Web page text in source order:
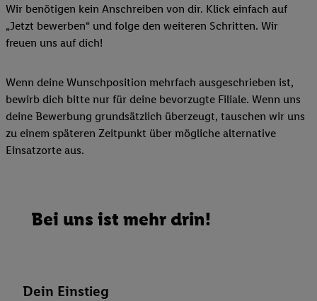
Wir benötigen kein Anschreiben von dir. Klick einfach auf
„Jetzt bewerben“ und folge den weiteren Schritten. Wir
freuen uns auf dich!
Wenn deine Wunschposition mehrfach ausgeschrieben ist,
bewirb dich bitte nur für deine bevorzugte Filiale. Wenn uns
deine Bewerbung grundsätzlich überzeugt, tauschen wir uns
zu einem späteren Zeitpunkt über mögliche alternative
Einsatzorte aus.
Bei uns ist mehr drin!
Dein Einstieg